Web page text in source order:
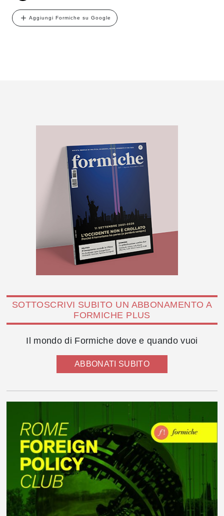
Aggiungi Formiche su Google
SOTTOSCRIVI SUBITO UN ABBONAMENTO A
FORMICHE PLUS
Il mondo di Formiche dove e quando vuoi
ABBONATI SUBITO